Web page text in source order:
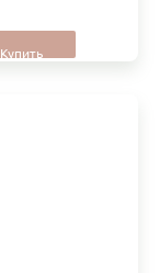
Купить